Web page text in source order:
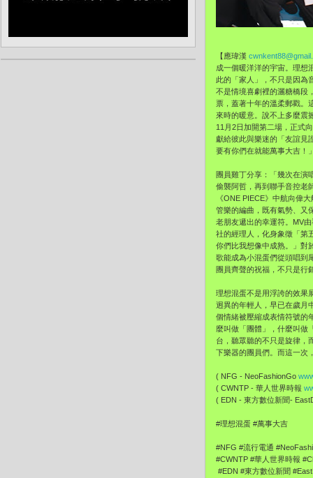
【應瑋漢
成一個暖洋洋的宇宙。理想
此的「家人」，不只是因為
不是情境喜劇裡的灑糖橋段
票，蓋著十年的溫柔郵戳。
來時的暖意。說不上多麼震
11月2日加開第二場，正式
獻給彼此與樂迷的「友誼見
要有你們在就能萬事大吉！
團員雞丁分享：「幾次在演
偷襲阿哲，再到聯手音控老
《ONE PIECE》中航向偉
管樂的編曲，既有氣勢、又
老朋友遞出的幸運符。MV
社的經理人，化身象徵「第
你們比我想像中成熟。」對
歌能成為小混蛋們從頭唱到
團員齊聲的祝福，不只是行
理想混蛋不是用浮誇的效果
迥異的年輕人，早已在歲月
個情緒被壓縮成表情符號的
麼叫做「團體」，什麼叫做
台，聽眾聽的不只是旋律，
下樂器的團員們。而這一次
( NFG - NeoFashionGo
( CWNTP - 華人世界時報
( EDN - 東方數位新聞-
#理想混蛋 #萬事大吉
#NFG #流行電通
#CWNTP #華人世界時報
#EDN #東方數位新聞